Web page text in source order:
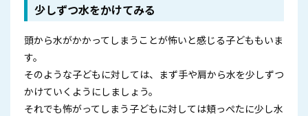
少しずつ水をかけてみる
頭から水がかかってしまうことが怖いと感じる子どももいま
す。
そのような子どもに対しては、まず手や肩から水を少しずつ
かけていくようにしましょう。
それでも怖がってしまう子どもに対しては頬っぺたに少し水